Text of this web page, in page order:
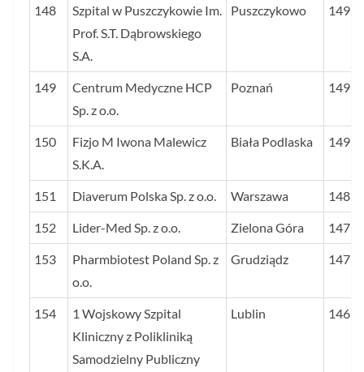
148
Szpital w Puszczykowie Im.
Prof. S.T. Dąbrowskiego
S.A.
Puszczykowo 149
149
Centrum Medyczne HCP
Sp. z o.o.
Poznań 149
150
Fizjo M Iwona Malewicz
S.K.A.
Biała Podlaska 149
151 Diaverum Polska Sp. z o.o. Warszawa 148
152 Lider-Med Sp. z o.o. Zielona Góra 147
153
Pharmbiotest Poland Sp. z
o.o.
Grudziądz 147
154
1 Wojskowy Szpital
Kliniczny z Polikliniką
Samodzielny Publiczny
Lublin 146